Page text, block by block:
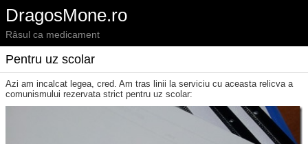
DragosMone.ro
Râsul ca medicament
Pentru uz scolar
Azi am incalcat legea, cred. Am tras linii la serviciu cu aceasta relicva a
comunismului rezervata strict pentru uz scolar: